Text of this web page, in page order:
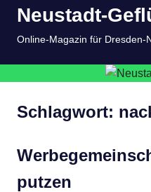
InhaltNeustadt-
Online-Magazin für Dresden-
Schlagwort:
putzen